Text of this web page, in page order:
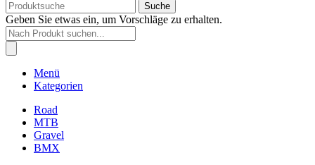
Suche
Geben Sie etwas ein, um Vorschläge zu erhalten.
Products
search
Menü
Kategorien
Road
MTB
Gravel
BMX